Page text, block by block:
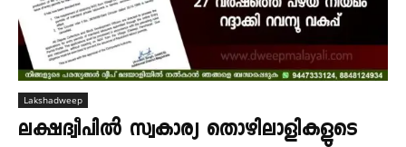
Lakshadweep
ലക്ഷദ്വീപിൽ സ്വകാര്യ തൊഴിലാളികളുടെ